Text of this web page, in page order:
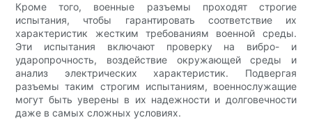
Кроме того, военные разъемы проходят строгие
испытания, чтобы гарантировать соответствие их
характеристик жестким требованиям военной среды.
Эти испытания включают проверку на вибро- и
ударопрочность, воздействие окружающей среды и
анализ электрических характеристик. Подвергая
разъемы таким строгим испытаниям, военнослужащие
могут быть уверены в их надежности и долговечности
даже в самых сложных условиях.